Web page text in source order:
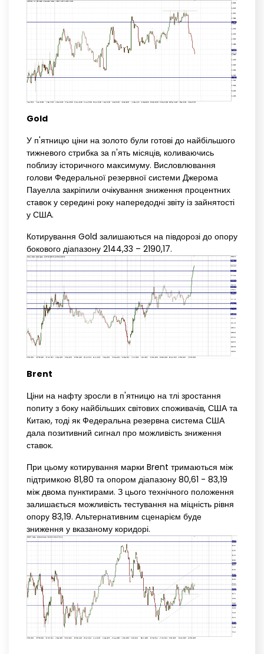
Gold
У п'ятницю ціни на золото були готові до найбільшого
тижневого стрибка за п'ять місяців, коливаючись
поблизу історичного максимуму. Висловлювання
голови Федеральної резервної системи Джерома
Пауелла закріпили очікування зниження процентних
ставок у середині року напередодні звіту із зайнятості
у США.
Котирування Gold залишаються на півдорозі до опору
бокового діапазону 2144,33 – 2190,17.
Brent
Ціни на нафту зросли в п'ятницю на тлі зростання
попиту з боку найбільших світових споживачів, США та
Китаю, тоді як Федеральна резервна система США
дала позитивний сигнал про можливість зниження
ставок.
При цьому котирування марки Brent тримаються між
підтримкою 81,80 та опором діапазону 80,61 - 83,19
між двома пунктирами. З цього технічного положення
залишається можливість тестування на міцність рівня
опору 83,19. Альтернативним сценарієм буде
зниження у вказаному коридорі.